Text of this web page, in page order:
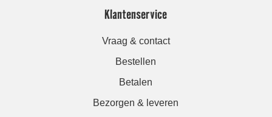
Klantenservice
Vraag & contact
Bestellen
Betalen
Bezorgen & leveren